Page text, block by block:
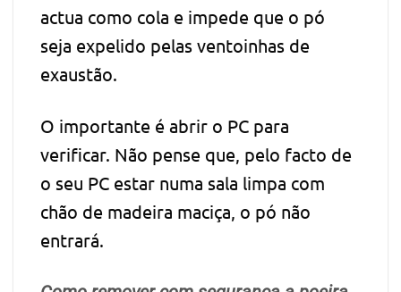
actua como cola e impede que o pó
seja expelido pelas ventoinhas de
exaustão.
O importante é abrir o PC para
verificar. Não pense que, pelo facto de
o seu PC estar numa sala limpa com
chão de madeira maciça, o pó não
entrará.